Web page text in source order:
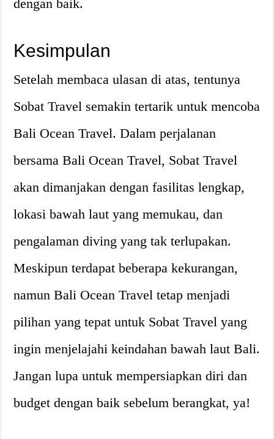
dengan baik.
Kesimpulan
Setelah membaca ulasan di atas, tentunya
Sobat Travel semakin tertarik untuk mencoba
Bali Ocean Travel. Dalam perjalanan
bersama Bali Ocean Travel, Sobat Travel
akan dimanjakan dengan fasilitas lengkap,
lokasi bawah laut yang memukau, dan
pengalaman diving yang tak terlupakan.
Meskipun terdapat beberapa kekurangan,
namun Bali Ocean Travel tetap menjadi
pilihan yang tepat untuk Sobat Travel yang
ingin menjelajahi keindahan bawah laut Bali.
Jangan lupa untuk mempersiapkan diri dan
budget dengan baik sebelum berangkat, ya!